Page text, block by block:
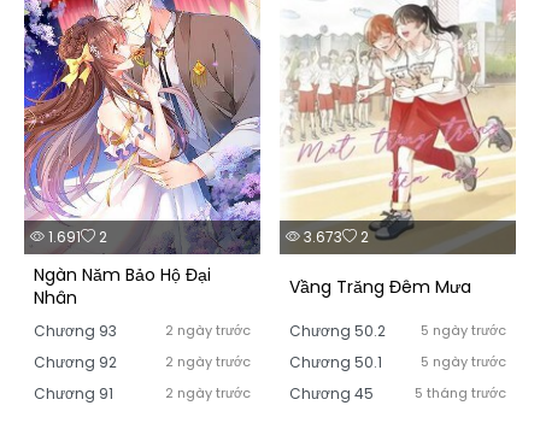
1.691 2
Ngàn Năm Bảo Hộ Đại
Nhân
Chương 93 2 ngày trước
Chương 92 2 ngày trước
Chương 91 2 ngày trước
3.673 2
Vầng Trăng Đêm Mưa
Chương 50.2 5 ngày trước
Chương 50.1 5 ngày trước
Chương 45 5 tháng trước